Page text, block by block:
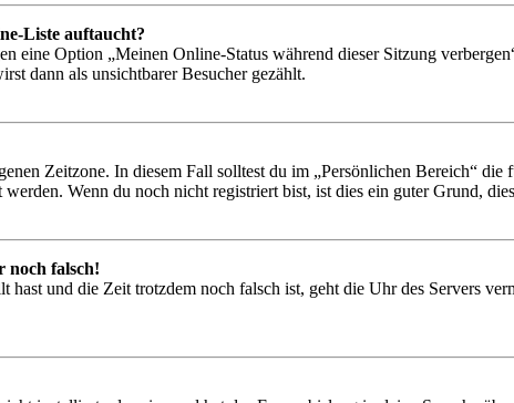
Liste auftaucht?
eine Option „Meinen Online-Status während dieser Sitzung
dann als unsichtbarer Besucher gezählt.
Zeitzone. In diesem Fall solltest du im „Persönlichen Bereich“
Wenn du noch nicht registriert bist, ist dies ein guter Grund,
noch falsch!
hast und die Zeit trotzdem noch falsch ist, geht die Uhr des Servers